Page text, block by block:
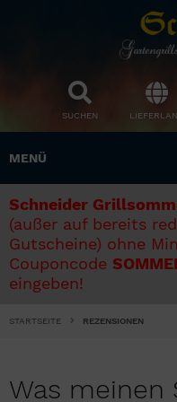
SUCHEN
MENÜ
Schneider
(außer auf bereits
Gutscheine) ohne
Couponcode
eingeben!
STARTSEITE REZENSIONEN
Was meinen